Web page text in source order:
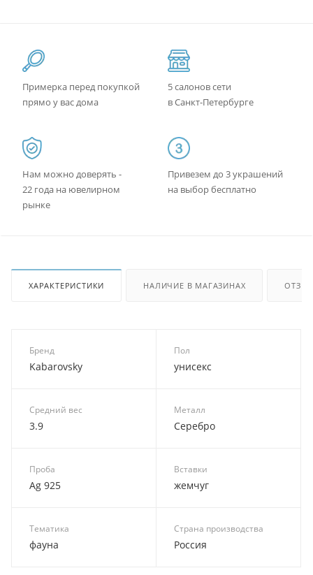
Примерка перед покупкой
прямо у вас дома
5 салонов сети
в Санкт-Петербурге
Нам можно доверять -
22 года на ювелирном
рынке
Привезем до 3 украшений
на выбор бесплатно
ХАРАКТЕРИСТИКИ НАЛИЧИЕ В МАГАЗИНАХ
Бренд
Kabarovsky
Пол
унисекс
Средний вес
3.9
Металл
Серебро
Проба
Ag 925
Вставки
жемчуг
Тематика
фауна
Страна производства
Россия